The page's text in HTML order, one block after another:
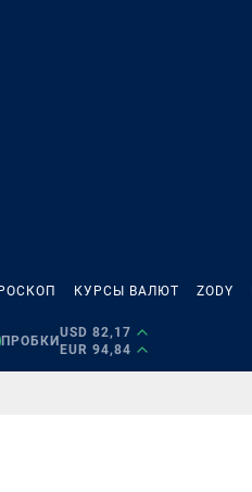
КУРСЫ ВАЛЮТ ZODY
ПРОБКИ
USD 82,17
EUR 94,84